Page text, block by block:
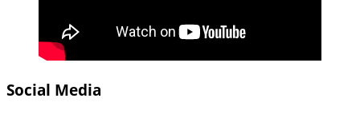
Social Media